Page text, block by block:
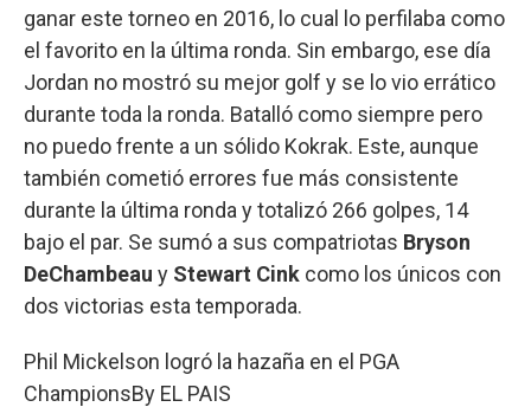
ganar este torneo en 2016, lo cual lo perfilaba como
el favorito en la última ronda. Sin embargo, ese día
Jordan no mostró su mejor golf y se lo vio errático
durante toda la ronda. Batalló como siempre pero
no puedo frente a un sólido Kokrak. Este, aunque
también cometió errores fue más consistente
durante la última ronda y totalizó 266 golpes, 14
bajo el par. Se sumó a sus compatriotas Bryson
DeChambeau y Stewart Cink como los únicos con
dos victorias esta temporada.
Phil Mickelson logró la hazaña en el PGA
ChampionsBy EL PAIS